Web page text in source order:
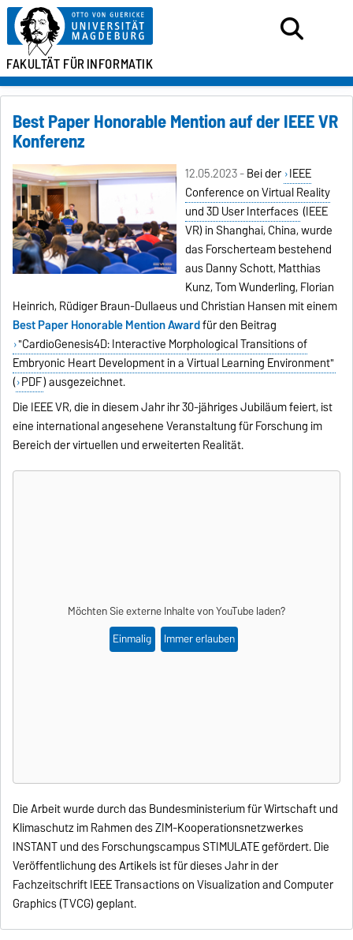
FAKULTÄT FÜRINFORMATIK
Best Paper Honorable Mention auf der IEEE VR
Konferenz
12.05.2023 -Bei der IEEE
Conference on Virtual Reality
und 3D User Interfaces (IEEE
VR) in Shanghai, China, wurde
das Forscherteam bestehend
aus Danny Schott, Matthias
Kunz, Tom Wunderling, Florian
Heinrich, Rüdiger Braun-Dullaeus und Christian Hansen mit einem
Best Paper Honorable Mention Awardfür den Beitrag
"CardioGenesis4D: Interactive Morphological Transitions of
Embryonic Heart Development in a Virtual Learning Environment"
( PDF) ausgezeichnet.
Die IEEE VR, die in diesem Jahr ihr 30-jähriges Jubiläum feiert, ist
eine international angesehene Veranstaltung für Forschung im
Bereich der virtuellen und erweiterten Realität.
Möchten Sie externe Inhalte vonYouTubeladen?
Einmalig
Immer erlauben
Die Arbeit wurde durch das Bundesministerium für Wirtschaft und
Klimaschutz im Rahmen des ZIM-Kooperationsnetzwerkes
INSTANT und des Forschungscampus STIMULATE gefördert. Die
Veröffentlichung des Artikels ist für dieses Jahr in der
Fachzeitschrift IEEE Transactions on Visualization and Computer
Graphics (TVCG) geplant.